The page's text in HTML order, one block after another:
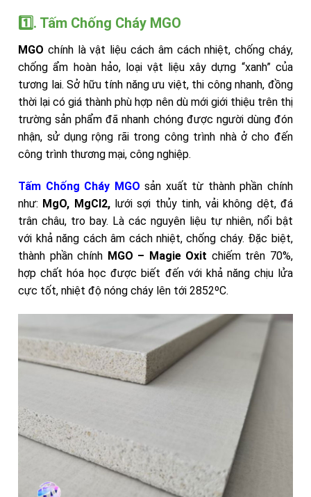
1️⃣. Tấm Chống Cháy MGO
MGO chính là vật liệu cách âm cách nhiệt, chống cháy,
chống ẩm hoàn hảo, loại vật liệu xây dựng “xanh” của
tương lai. Sở hữu tính năng ưu việt, thi công nhanh, đồng
thời lại có giá thành phù hợp nên dù mới giới thiệu trên thị
trường sản phẩm đã nhanh chóng được người dùng đón
nhận, sử dụng rộng rãi trong công trình nhà ở cho đến
công trình thương mại, công nghiệp.
Tấm Chống Cháy MGO sản xuất từ thành phần chính
như: MgO, MgCl2,lưới sợi thủy tinh, vải không dệt, đá
trân châu, tro bay. Là các nguyên liệu tự nhiên, nổi bật
với khả năng cách âm cách nhiệt, chống cháy. Đặc biệt,
thành phần chính MGO – Magie Oxit chiếm trên 70%,
hợp chất hóa học được biết đến với khả năng chịu lửa
cực tốt, nhiệt độ nóng cháy lên tới 2852ºC.